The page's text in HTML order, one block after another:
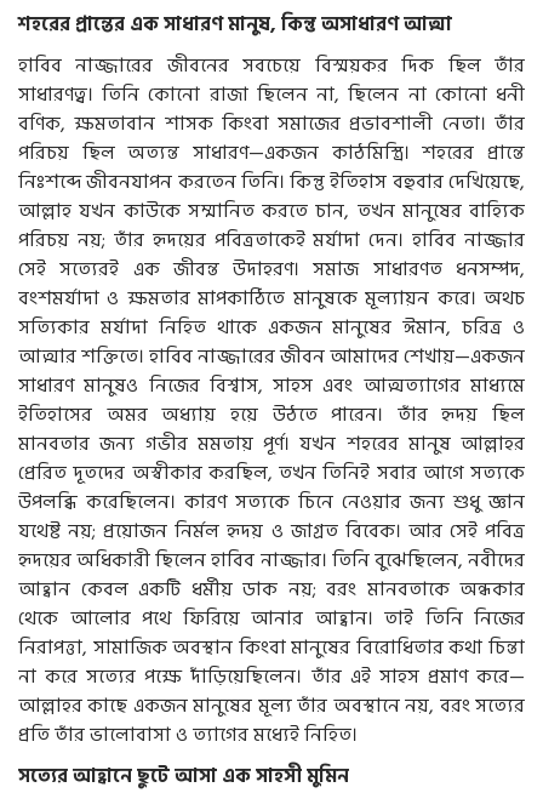
শহরের প্রান্তের এক সাধারণ মানুষ, কিন্তু অসাধারণ আত্মা
হাবিব নাজ্জারের জীবনের সবচেয়ে বিস্ময়কর দিক ছিল তাঁর
সাধারণত্ব। তিনি কোনো রাজা ছিলেন না, ছিলেন না কোনো ধনী
বণিক, ক্ষমতাবান শাসক কিংবা সমাজের প্রভাবশালী নেতা। তাঁর
পরিচয় ছিল অত্যন্ত সাধারণ—একজন কাঠমিস্ত্রি। শহরের প্রান্তে
নিঃশব্দে জীবনযাপন করতেন তিনি। কিন্তু ইতিহাস বহুবার দেখিয়েছে,
আল্লাহ যখন কাউকে সম্মানিত করতে চান, তখন মানুষের বাহ্যিক
পরিচয় নয়; তাঁর হৃদয়ের পবিত্রতাকেই মর্যাদা দেন। হাবিব নাজ্জার
সেই সত্যেরই এক জীবন্ত উদাহরণ। সমাজ সাধারণত ধনসম্পদ,
বংশমর্যাদা ও ক্ষমতার মাপকাঠিতে মানুষকে মূল্যায়ন করে। অথচ
সত্যিকার মর্যাদা নিহিত থাকে একজন মানুষের ঈমান, চরিত্র ও
আত্মার শক্তিতে। হাবিব নাজ্জারের জীবন আমাদের শেখায়—একজন
সাধারণ মানুষও নিজের বিশ্বাস, সাহস এবং আত্মত্যাগের মাধ্যমে
ইতিহাসের অমর অধ্যায় হয়ে উঠতে পারেন। তাঁর হৃদয় ছিল
মানবতার জন্য গভীর মমতায় পূর্ণ। যখন শহরের মানুষ আল্লাহর
প্রেরিত দূতদের অস্বীকার করছিল, তখন তিনিই সবার আগে সত্যকে
উপলব্ধি করেছিলেন। কারণ সত্যকে চিনে নেওয়ার জন্য শুধু জ্ঞান
যথেষ্ট নয়; প্রয়োজন নির্মল হৃদয় ও জাগ্রত বিবেক। আর সেই পবিত্র
হৃদয়ের অধিকারী ছিলেন হাবিব নাজ্জার। তিনি বুঝেছিলেন, নবীদের
আহ্বান কেবল একটি ধর্মীয় ডাক নয়; বরং মানবতাকে অন্ধকার
থেকে আলোর পথে ফিরিয়ে আনার আহ্বান। তাই তিনি নিজের
নিরাপত্তা, সামাজিক অবস্থান কিংবা মানুষের বিরোধিতার কথা চিন্তা
না করে সত্যের পক্ষে দাঁড়িয়েছিলেন। তাঁর এই সাহস প্রমাণ করে—
আল্লাহর কাছে একজন মানুষের মূল্য তাঁর অবস্থানে নয়, বরং সত্যের
প্রতি তাঁর ভালোবাসা ও ত্যাগের মধ্যেই নিহিত।
সত্যের আহ্বানে ছুটে আসা এক সাহসী মুমিন